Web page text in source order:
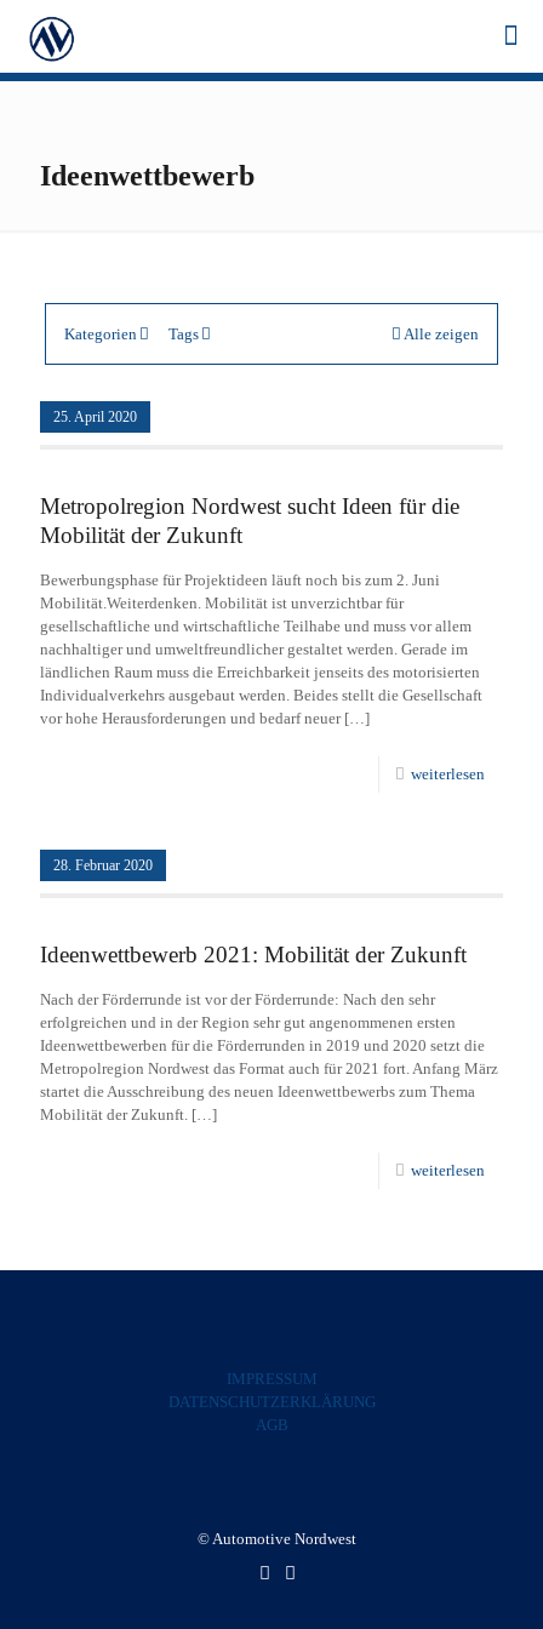
Ideenwettbewerb
Kategorien Tags Alle zeigen
25. April 2020
Metropolregion Nordwest sucht Ideen für die
Mobilität der Zukunft
Bewerbungsphase für Projektideen läuft noch bis zum 2. Juni
Mobilität.Weiterdenken. Mobilität ist unverzichtbar für
gesellschaftliche und wirtschaftliche Teilhabe und muss vor allem
nachhaltiger und umweltfreundlicher gestaltet werden. Gerade im
ländlichen Raum muss die Erreichbarkeit jenseits des motorisierten
Individualverkehrs ausgebaut werden. Beides stellt die Gesellschaft
vor hohe Herausforderungen und bedarf neuer[…]
weiterlesen
28. Februar 2020
Ideenwettbewerb 2021: Mobilität der Zukunft
Nach der Förderrunde ist vor der Förderrunde: Nach den sehr
erfolgreichen und in der Region sehr gut angenommenen ersten
Ideenwettbewerben für die Förderrunden in 2019 und 2020 setzt die
Metropolregion Nordwest das Format auch für 2021 fort. Anfang März
startet die Ausschreibung des neuen Ideenwettbewerbs zum Thema
Mobilität der Zukunft. […]
weiterlesen
IMPRESSUM
DATENSCHUTZERKLÄRUNG
AGB
© Automotive Nordwest